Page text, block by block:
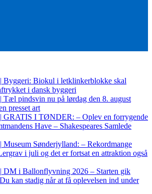
| Byggeri: Biokul i letklinkerblokke skal
i dansk byggeri
| Tæl pindsvin nu på lørdag den 8. august
presset art
| GRATIS I TØNDER: – Oplev en forrygende
Have – Shakespeares Samlede
| Museum Sønderjylland: – Rekordmange
i juli og det er fortsat en attraktion også
| DM i Ballonflyvning 2026 – Starten gik
kan stadig når at få oplevelsen ind under